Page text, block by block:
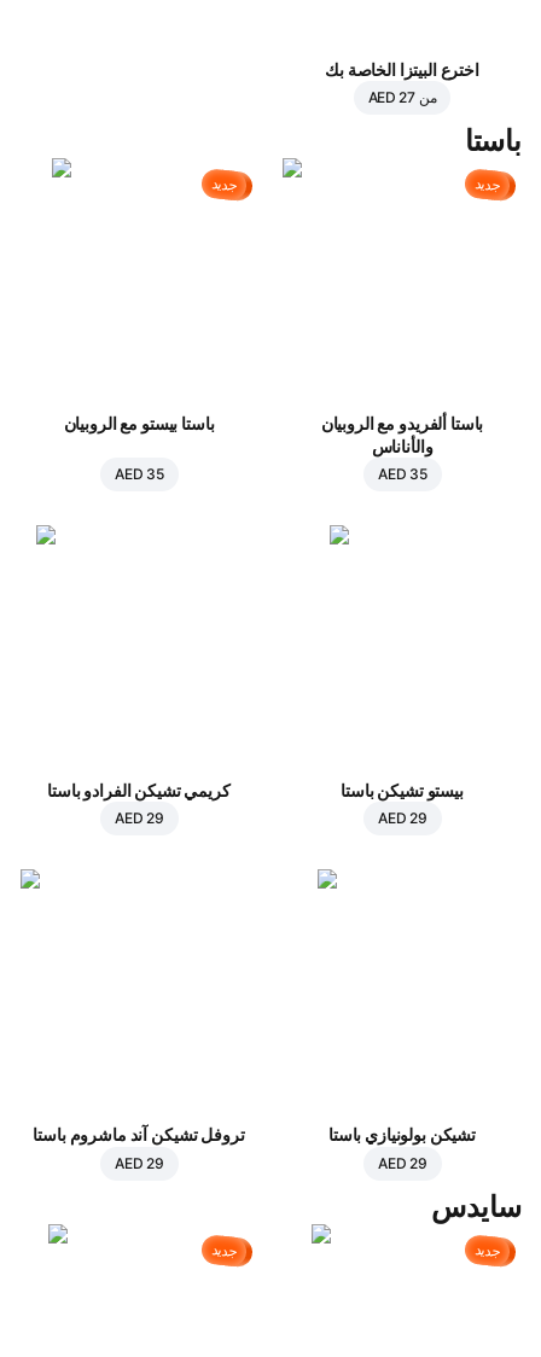
اخترع البيتزا الخاصة بك
منAED 27
باستا
جديد
باستا ألفريدو مع الروبيان
والأناناس
AED 35
جديد
باستا بيستو مع الروبيان
AED 35
بيستو تشيكن باستا
AED 29
كريمي تشيكن الفرادو باستا
AED 29
تشيكن بولونيازي باستا
AED 29
تروفل تشيكن آند ماشروم باستا
AED 29
سايدس
جديد جديد